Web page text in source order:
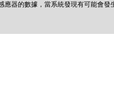
應器的數據，當系統發現有可能會發